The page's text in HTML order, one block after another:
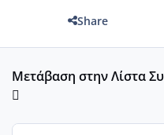
Share
Μετάβαση στην Λίστα